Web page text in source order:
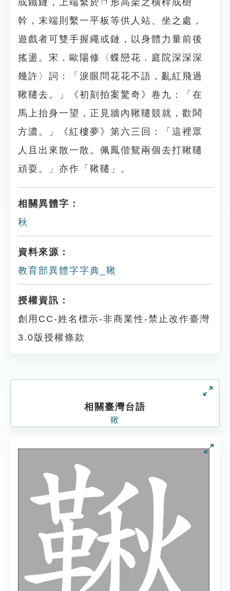
或鐵鏈，上端繫於ㄇ形高架之橫桿或樹
幹，末端則繫一平板等供人站、坐之處，
遊戲者可雙手握繩或鏈，以身體力量前後
搖盪。宋．歐陽修〈蝶戀花．庭院深深深
幾許〉詞：「淚眼問花花不語，亂紅飛過
鞦韆去。」《初刻拍案驚奇》卷九：「在
馬上抬身一望，正見牆內鞦韆競就，歡鬨
方濃。」《紅樓夢》第六三回：「這裡眾
人且出來散一散。佩鳳偕鴛兩個去打鞦韆
頑耍。」亦作「鞦韆」。
相關異體字：
秋
資料來源：
教育部異體字字典_鞦
授權資訊：
創用CC-姓名標示-非商業性-禁止改作臺灣
3.0版授權條款
相關臺灣台語
鞦